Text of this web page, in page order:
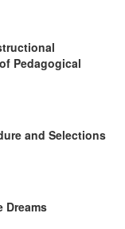
Pedagogical
and Selections
Dreams